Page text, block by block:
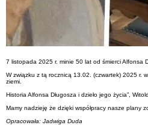
7 listopada 2025 r. minie 50 lat od śmierci Alfonsa
W związku z tą rocznicą 13.02. (czwartek) 2025 r.
ziemi.
Historia Alfonsa Długosza i dzieło jego życia”,
Mamy nadzieję że dzięki współpracy nasze plany
Opracowała: Jadwiga Duda